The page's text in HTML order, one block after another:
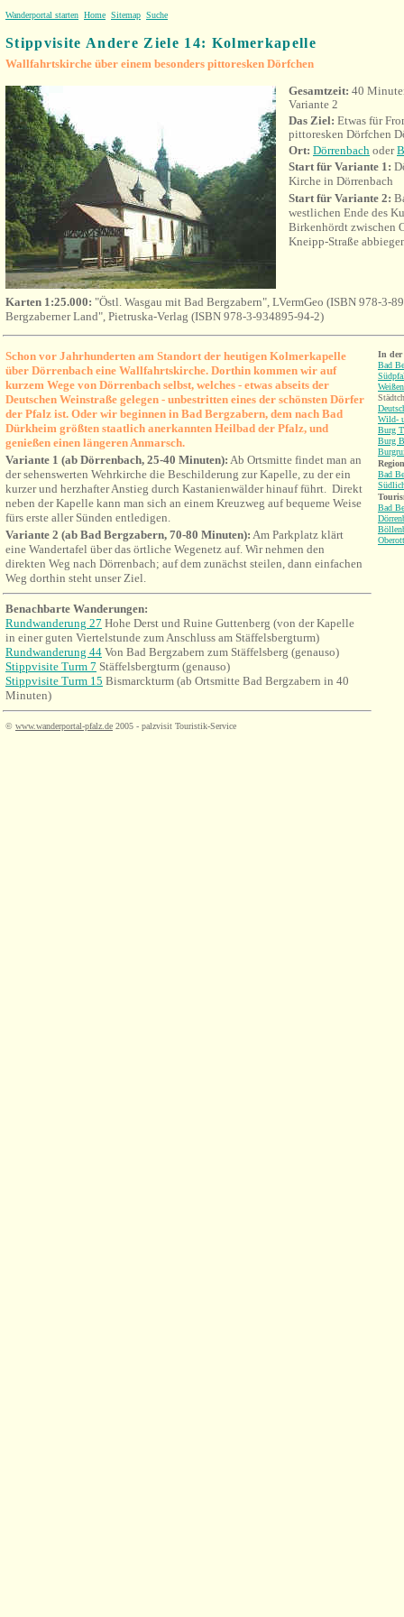
Wanderportal starten Home Sitemap Suche
Stippvisite Andere Ziele 14: Kolmerkapelle
Wallfahrtskirche über einem besonders pittoresken Dörfchen
Gesamtzeit: 40
Variante 2
Das Ziel: Etwas für
pittoresken Dörfchen
Ort: Dörrenbach oder
Start für Variante 1:
Kirche in Dörrenbach
Start für Variante 2:
westlichen Ende des
Birkenhördt zwischen
Kneipp-Straße
Karten 1:25.000: "Östl. Wasgau mit Bad Bergzabern", LVermGeo (ISBN 978-3-
Bergzaberner Land", Pietruska-Verlag (ISBN 978-3-934895-94-2)
Schon vor Jahrhunderten am Standort der heutigen Kolmerkapelle
über Dörrenbach eine Wallfahrtskirche. Dorthin kommen wir auf
kurzem Wege von Dörrenbach selbst, welches - etwas abseits der
Deutschen Weinstraße gelegen - unbestritten eines der schönsten Dörfer
der Pfalz ist. Oder wir beginnen in Bad Bergzabern, dem nach Bad
Dürkheim größten staatlich anerkannten Heilbad der Pfalz, und
genießen einen längeren Anmarsch.
Variante 1 (ab Dörrenbach, 25-40 Minuten): Ab Ortsmitte findet man an
der sehenswerten Wehrkirche die Beschilderung zur Kapelle, zu der ein
kurzer und herzhafter Anstieg durch Kastanienwälder hinauf führt. Direkt
neben der Kapelle kann man sich an einem Kreuzweg auf bequeme Weise
fürs erste aller Sünden entledigen.
Variante 2 (ab Bad Bergzabern, 70-80 Minuten): Am Parkplatz klärt
eine Wandertafel über das örtliche Wegenetz auf. Wir nehmen den
direkten Weg nach Dörrenbach; auf dem zunächst steilen, dann einfachen
Weg dorthin steht unser Ziel.
Benachbarte Wanderungen:
Rundwanderung 27 Hohe Derst und Ruine Guttenberg (von der Kapelle
in einer guten Viertelstunde zum Anschluss am Stäffelsbergturm)
Rundwanderung 44 Von Bad Bergzabern zum Stäffelsberg (genauso)
Stippvisite Turm 7 Stäffelsbergturm (genauso)
Stippvisite Turm 15 Bismarckturm (ab Ortsmitte Bad Bergzabern in 40
Minuten)
© www.wanderportal-pfalz.de 2005 - palzvisit Touristik-Service
In der
Bad
Wild-
Burg
Burg
Bad
Bad